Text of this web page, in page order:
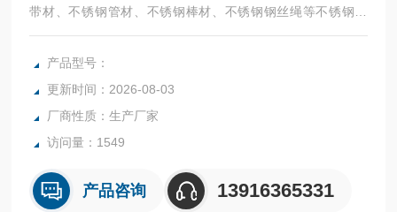
带材、不锈钢管材、不锈钢棒材、不锈钢钢丝绳等不锈钢材
料。：
产品型号：
更新时间：2026-08-03
厂商性质：生产厂家
访问量：1549
产品咨询 13916365331